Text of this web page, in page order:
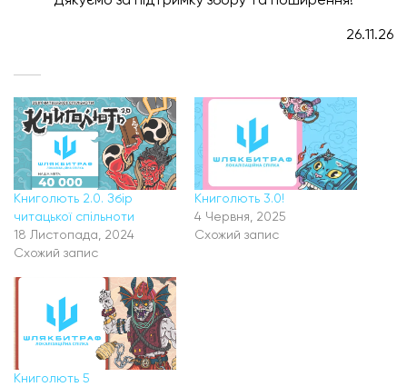
26.11.26
Книголють 2.0. Збір
читацької спільноти
18 Листопада, 2024
Схожий запис
Книголють 3.0!
4 Червня, 2025
Схожий запис
Книголють 5